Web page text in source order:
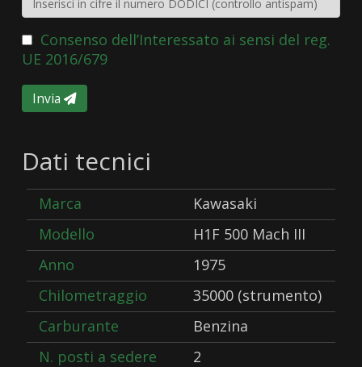
Consenso dell’Interessato ai sensi del reg.
UE 2016/679
Invia
Dati tecnici
Marca
Kawasaki
Modello
H1F 500 Mach III
Anno
1975
Chilometraggio
35000 (strumento)
Carburante
Benzina
N. posti a sedere
2